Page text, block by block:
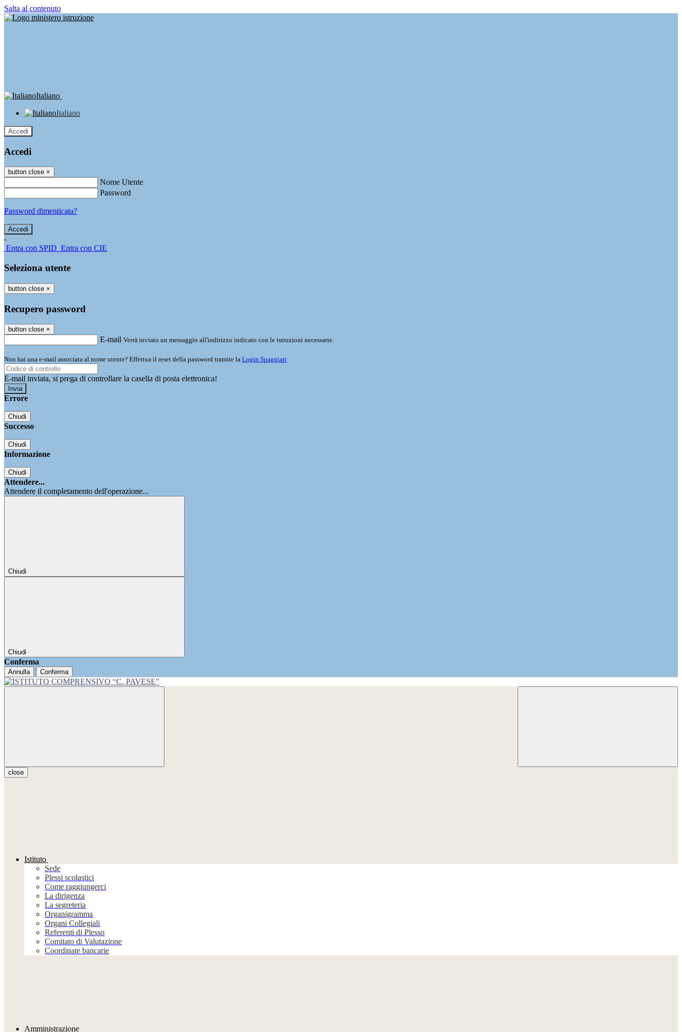
Salta al contenuto
Italiano
Italiano
Accedi
Accedi
button close ×
Nome Utente
Password
Password dimenticata?
-
Entra con SPID Entra con CIE
Seleziona utente
button close ×
Recupero password
button close ×
E-mail Verrà inviato un messaggio all'indirizzo indicato con le istruzioni necessarie.
Non hai una e-mail associata al nome utente? Effettua il reset della password tramite la Login Spaggiari
E-mail inviata, si prega di controllare la casella di posta elettronica!
Errore
Chiudi
Successo
Chiudi
Informazione
Chiudi
Attendere...
Attendere il completamento dell'operazione...
Chiudi
Chiudi
Conferma
Annulla Conferma
close
Istituto
Sede
Plessi scolastici
Come raggiungerci
La dirigenza
La segreteria
Organigramma
Organi Collegiali
Referenti di Plesso
Comitato di Valutazione
Coordinate bancarie
Amministrazione